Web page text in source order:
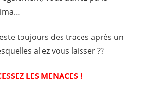
toujours des traces après un
allez vous laisser ??
LES MENACES !